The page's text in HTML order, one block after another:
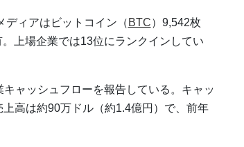
ディアはビットコイン（ BTC）9,542枚
上場企業では13位にランクインしてい
ャッシュフローを報告している。キャッ
高は約90万ドル（約1.4億円）で、前年